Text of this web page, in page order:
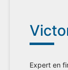
Expert en